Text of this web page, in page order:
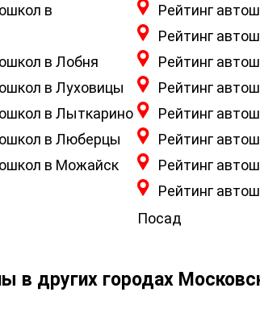
в
в Лобня
в Луховицы
в Лыткарино
в Люберцы
в Можайск
Рейтинг
Рейтинг
Рейтинг
Рейтинг
Рейтинг
Рейтинг
Рейтинг
Рейтинг
Посад
в других городах